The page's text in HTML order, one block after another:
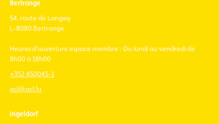
Bertrange
54, route de Longwy
L-8080 Bertrange
Heures d'ouverture espace membre : Du lundi au vendredi de
8h00 à 18h00
+352 450045-1
acl@acl.lu
Ingeldorf